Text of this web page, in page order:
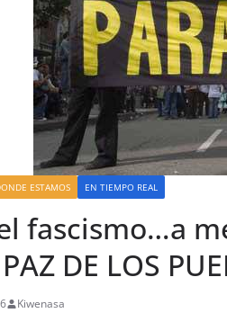
ESTAMOS EN TIEMPO REAL
fascismo…a
DE LOS
Kiwenasa